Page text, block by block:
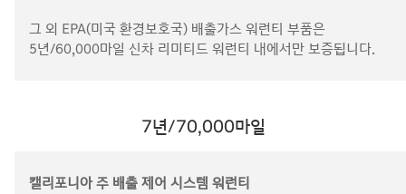
그 외 EPA(미국 환경보호국) 배출가스 워런티 부품은
5년/60,000마일 신차 리미티드 워런티 내에서만 보증됩니다.
7년/70,000마일
캘리포니아 주 배출 제어 시스템 워런티